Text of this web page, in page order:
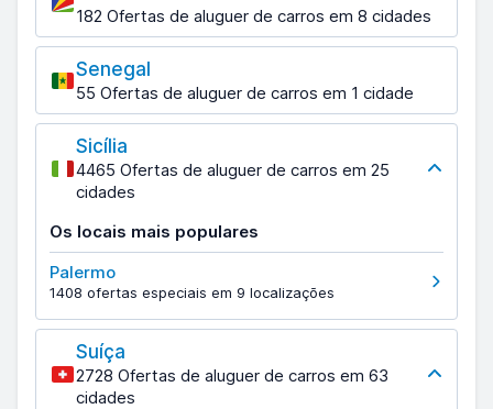
182 Ofertas de aluguer de carros em 8 cidades
Senegal
55 Ofertas de aluguer de carros em 1 cidade
Sicília
4465 Ofertas de aluguer de carros em 25
cidades
Os locais mais populares
Palermo
1408 ofertas especiais em 9 localizações
Suíça
2728 Ofertas de aluguer de carros em 63
cidades